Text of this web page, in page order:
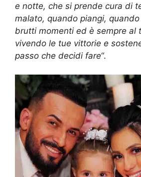
e notte, che si prende cura di
malato, quando piangi,
brutti momenti ed è sempre al
vivendo le tue vittorie e
passo che decidi fare“.